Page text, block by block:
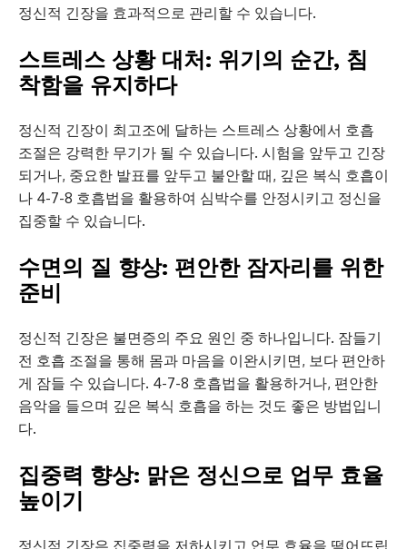
정신적 긴장을 효과적으로 관리할 수 있습니다.
스트레스 상황 대처: 위기의 순간, 침
착함을 유지하다
정신적 긴장이 최고조에 달하는 스트레스 상황에서 호흡
조절은 강력한 무기가 될 수 있습니다. 시험을 앞두고 긴장
되거나, 중요한 발표를 앞두고 불안할 때, 깊은 복식 호흡이
나 4-7-8 호흡법을 활용하여 심박수를 안정시키고 정신을
집중할 수 있습니다.
수면의 질 향상: 편안한 잠자리를 위한
준비
정신적 긴장은 불면증의 주요 원인 중 하나입니다. 잠들기
전 호흡 조절을 통해 몸과 마음을 이완시키면, 보다 편안하
게 잠들 수 있습니다. 4-7-8 호흡법을 활용하거나, 편안한
음악을 들으며 깊은 복식 호흡을 하는 것도 좋은 방법입니
다.
집중력 향상: 맑은 정신으로 업무 효율
높이기
정신적 긴장은 집중력을 저하시키고 업무 효율을 떨어뜨립